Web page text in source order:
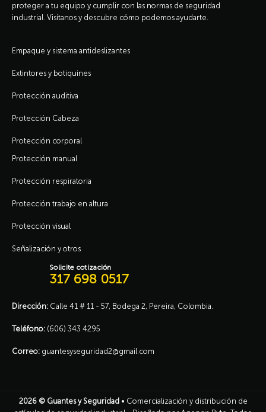
proteger a tu equipo y cumplir con las normas de seguridad
industrial. Visítanos y descubre cómo podemos ayudarte.
Empaque y sistema antideslizantes
Extintores y botiquines
Protección auditiva
Protección Cabeza
Protección corporal
Protección manual
Protección respiratoria
Protección trabajo en altura
Protección visual
Señalización y otros
Solicite cotización
317 698 0517
Dirección: Calle 41 # 11 - 57, Bodega 2, Pereira, Colombia.
Teléfono: (606) 343 4295
Correo: guantesyseguridad2@gmail.com
2026 © Guantes y Seguridad• Comercialización y distribución de